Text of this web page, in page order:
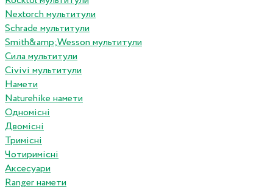
Nextorch мультитули
Schrade мультитули
Smith&amp;Wesson мультитули
Сила мультитули
Civivi мультитули
Намети
Naturehike намети
Одномісні
Двомісні
Тримісні
Чотиримісні
Аксесуари
Ranger намети